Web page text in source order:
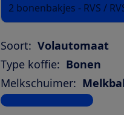
2 bonenbakjes - RVS /
Soort: Volautomaat
Type koffie: Bonen
Melkschuimer:
Bekijk alle specificaties